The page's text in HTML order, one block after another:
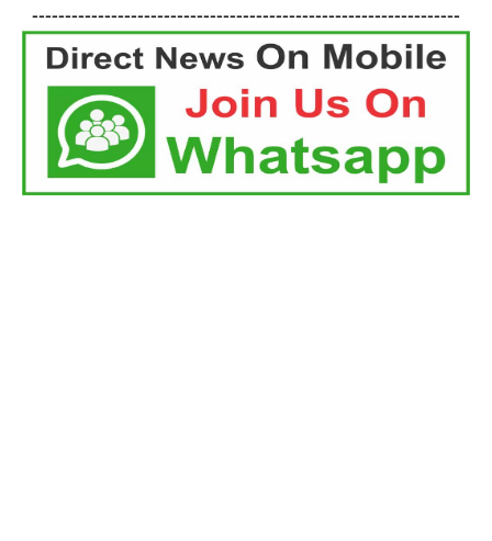
-----------------------------------------------------------------